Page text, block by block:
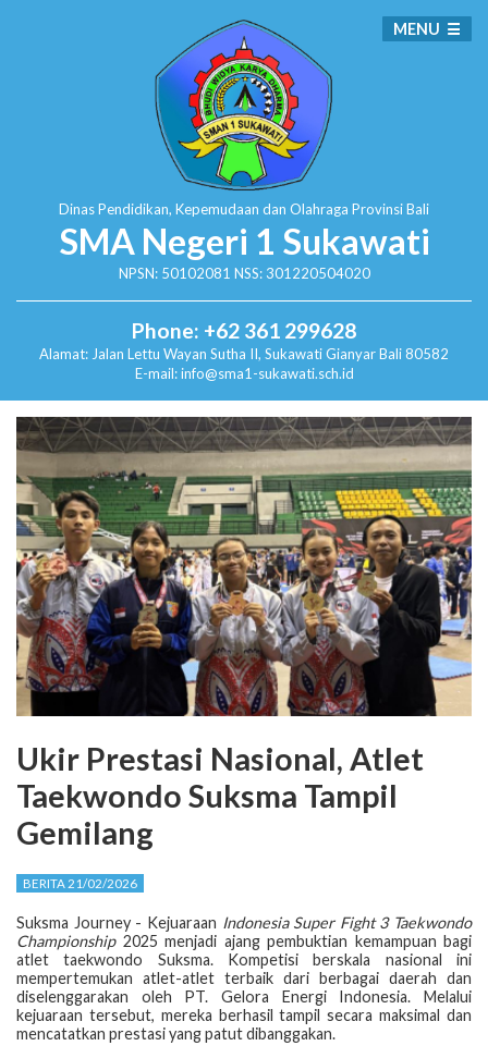
Dinas Pendidikan, Kepemudaan dan Olahraga Provinsi Bali
SMA Negeri 1 Sukawati
NPSN: 50102081 NSS: 301220504020
Phone: +62 361 299628
Alamat: Jalan Lettu Wayan Sutha II, SukawatiGianyar Bali 80582
E-mail: info@sma1-sukawati.sch.id
MENU
Ukir Prestasi Nasional, Atlet
Taekwondo Suksma Tampil
Gemilang
BERITA 21/02/2026
Suksma Journey - Kejuaraan Indonesia Super Fight 3 Taekwondo
Championship 2025 menjadi ajang pembuktian kemampuan bagi
atlet taekwondo Suksma. Kompetisi berskala nasional ini
mempertemukan atlet-atlet terbaik dari berbagai daerah dan
diselenggarakan oleh PT. Gelora Energi Indonesia. Melalui
kejuaraan tersebut, mereka berhasil tampil secara maksimal dan
mencatatkan prestasi yang patut dibanggakan.